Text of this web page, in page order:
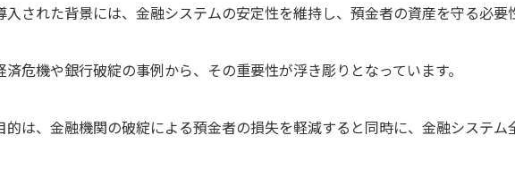
入された背景には、金融システムの安定性を維持し、預金者の資産を守る必要
済危機や銀行破綻の事例から、その重要性が浮き彫りとなっています。
的は、金融機関の破綻による預金者の損失を軽減すると同時に、金融システ